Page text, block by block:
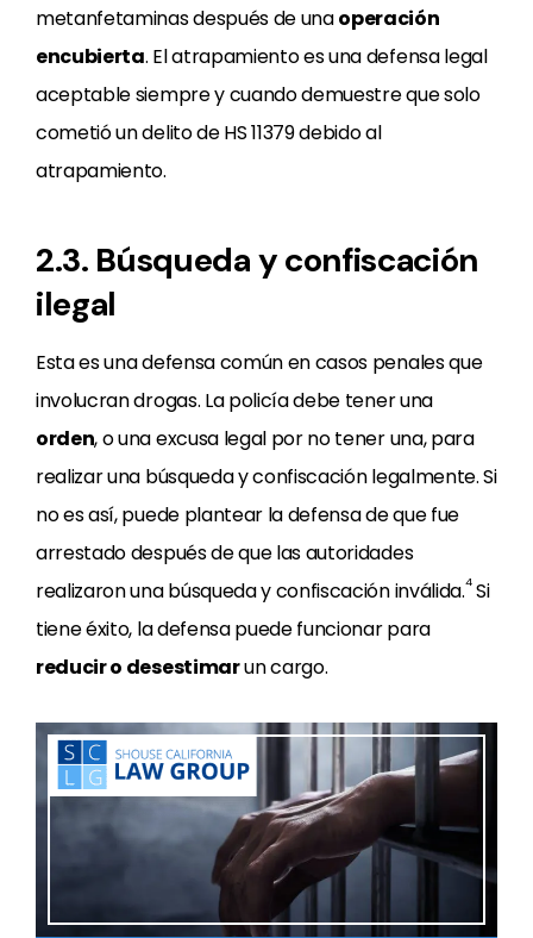
metanfetaminas después de unaoperación
encubierta. El atrapamiento es una defensa legal
aceptable siempre y cuando demuestre que solo
cometió un delito de HS 11379 debido al
atrapamiento.
2.3. Búsqueda y confiscación
ilegal
Esta es una defensa común en casos penales que
involucran drogas. La policía debe tener una
orden, o una excusa legal por no tener una, para
realizar una búsqueda y confiscación legalmente. Si
no es así, puede plantear la defensa de que fue
arrestado después de que las autoridades
realizaron una búsqueda y confiscación inválida.4Si
tiene éxito, la defensa puede funcionar para
reducir o desestimarun cargo.